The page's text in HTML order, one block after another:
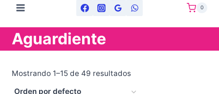
0
Aguardiente
Mostrando 1–15 de 49 resultados